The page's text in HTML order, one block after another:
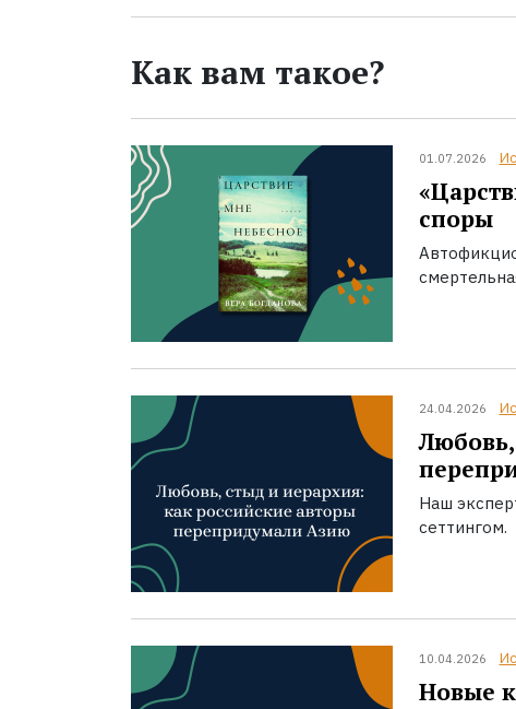
Как вам такое?
01.07.2026
споры
24.04.2026
Наш
сеттингом.
10.04.2026
Новые